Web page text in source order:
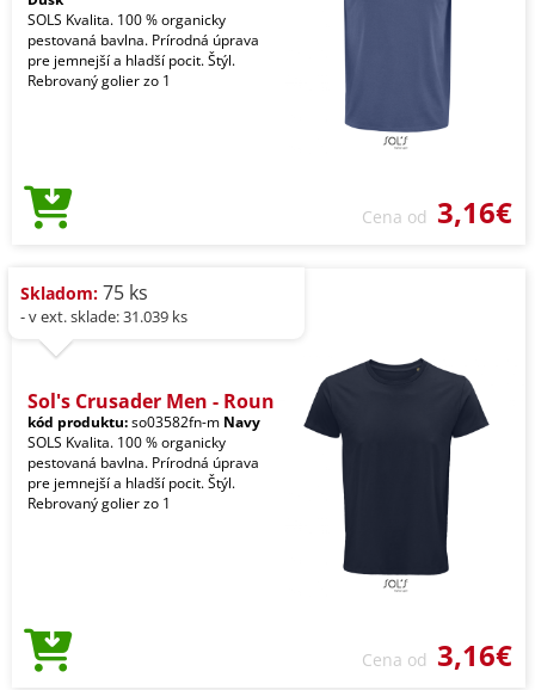
SOLS Kvalita. 100 % organicky
pestovaná bavlna. Prírodná úprava
pre jemnejší a hladší pocit. Štýl.
Rebrovaný golier zo 1
Cena od 3,16€
Skladom: 75 ks
- v ext. sklade: 31.039 ks
Sol's Crusader Men - Roun
kód produktu:so03582fn-m Navy
SOLS Kvalita. 100 % organicky
pestovaná bavlna. Prírodná úprava
pre jemnejší a hladší pocit. Štýl.
Rebrovaný golier zo 1
Cena od 3,16€